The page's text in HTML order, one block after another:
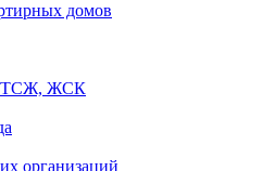
домов
ТСЖ, ЖСК
организаций